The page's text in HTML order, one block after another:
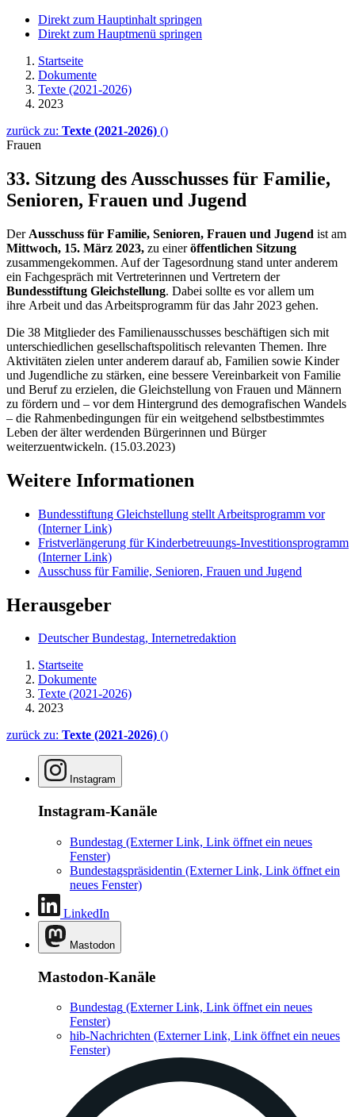
Direkt zum Hauptinhalt springen
Direkt zum Hauptmenü springen
Startseite
Dokumente
Texte (2021-2026)
2023
zurück zu: Texte (2021-2026) ()
Frauen
33. Sitzung des Ausschusses für Familie,
Senioren, Frauen und Jugend
Der Ausschuss für Familie, Senioren, Frauen und Jugend ist am
Mittwoch, 15. März 2023, zu eineröffentlichen Sitzung
zusammengekommen. Auf der Tagesordnung stand unter anderem
ein Fachgespräch mit Vertreterinnen und Vertretern der
Bundesstiftung Gleichstellung. Dabei sollte es vor allem um
ihre Arbeit und das Arbeitsprogramm für das Jahr 2023 gehen.
Die 38 Mitglieder des Familienausschusses beschäftigen sich mit
unterschiedlichen gesellschaftspolitisch relevanten Themen. Ihre
Aktivitäten zielen unter anderem darauf ab, Familien sowie Kinder
und Jugendliche zu stärken, eine bessere Vereinbarkeit von Familie
und Beruf zu erzielen, die Gleichstellung von Frauen und Männern
zu fördern und – vor dem Hintergrund des demografischen Wandels
– die Rahmenbedingungen für ein weitgehend selbstbestimmtes
Leben der älter werdenden Bürgerinnen und Bürger
weiterzuentwickeln. (15.03.2023)
Weitere Informationen
Bundesstiftung Gleichstellung stellt Arbeitsprogramm vor
(Interner Link)
Fristverlängerung für Kinderbetreuungs-Investitionsprogramm
(Interner Link)
Ausschuss für Familie, Senioren, Frauen und Jugend
Herausgeber
Deutscher Bundestag, Internetredaktion
Startseite
Dokumente
Texte (2021-2026)
2023
zurück zu: Texte (2021-2026) ()
Instagram
Instagram-Kanäle
Bundestag (Externer Link, Link öffnet ein neues
Fenster)
Bundestagspräsidentin (Externer Link, Link öffnet ein
neues Fenster)
LinkedIn
Mastodon
Mastodon-Kanäle
Bundestag (Externer Link, Link öffnet ein neues
Fenster)
hib-Nachrichten (Externer Link, Link öffnet ein neues
Fenster)